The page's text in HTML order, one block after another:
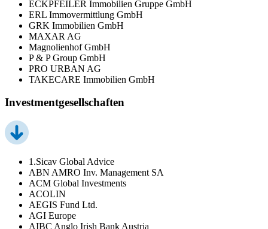
ECKPFEILER Immobilien Gruppe GmbH
ERL Immovermittlung GmbH
GRK Immobilien GmbH
MAXAR AG
Magnolienhof GmbH
P & P Group GmbH
PRO URBAN AG
TAKECARE Immobilien GmbH
Investmentgesellschaften
1.Sicav Global Advice
ABN AMRO Inv. Management SA
ACM Global Investments
ACOLIN
AEGIS Fund Ltd.
AGI Europe
AIBC Anglo Irish Bank Austria